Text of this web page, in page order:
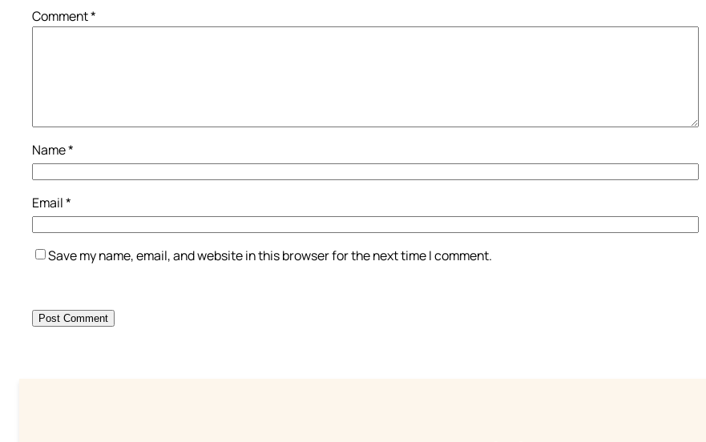
Comment*
Name*
Email*
Save my name, email, and website in this browser for the next time I comment.